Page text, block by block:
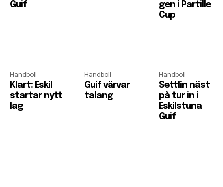
Guif
gen i Partille
Cup
Handboll
Klart: Eskil
startar nytt
lag
Handboll
Guif värvar
talang
Handboll
Settlin näst
på tur in i
Eskilstuna
Guif